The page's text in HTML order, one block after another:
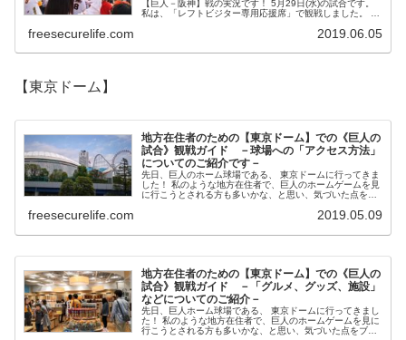
【巨人－阪神】戦の実況です！ 5月29日(水)の試合です。
私は、「レフトビジター専用応援席」で観戦しました。 私
freesecurelife.com 2019.06.05
【東京ドーム】
地方在住者のための【東京ドーム】での《巨人の
試合》観戦ガイド －球場への「アクセス方法」
についてのご紹介です－
先日、巨人のホーム球場である、 東京ドームに行ってきま
した！ 私のような地方在住者で、巨人のホームゲームを見
に行こうとされる方も多いかな、と思い、気づいた点をブ
freesecurelife.com 2019.05.09
地方在住者のための【東京ドーム】での《巨人の
試合》観戦ガイド －「グルメ、グッズ、施設」
などについてのご紹介－
先日、巨人ホーム球場である、 東京ドームに行ってきまし
た！ 私のような地方在住者で、巨人のホームゲームを見に
行こうとされる方も多いかな、と思い、気づいた点をブロ